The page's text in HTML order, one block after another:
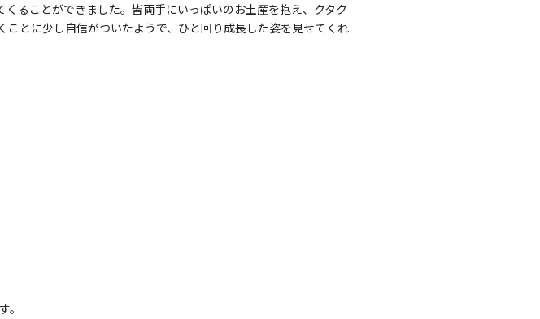
ることができました。皆両手にいっぱいのお土産を抱え、クタク
とに少し自信がついたようで、ひと回り成長した姿を見せてくれ